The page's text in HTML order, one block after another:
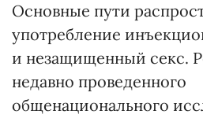
Основные пути
употребление
и незащищенный секс.
недавно проведенного
общенационального